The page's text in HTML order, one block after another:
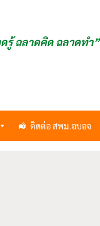
รู้ ฉลาดคิด ฉลาดทำ”
ติดต่อ สพม.อบอจ